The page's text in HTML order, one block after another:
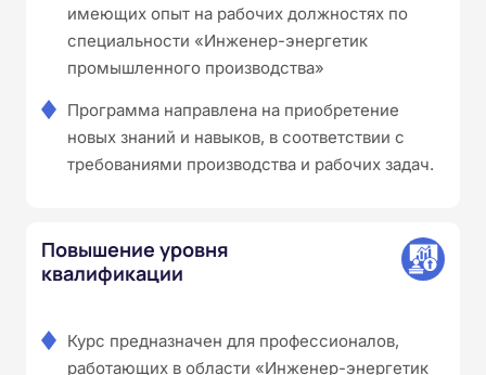
имеющих опыт на рабочих должностях по
специальности «Инженер-энергетик
промышленного производства»
Программа направлена на приобретение
новых знаний и навыков, в соответствии с
требованиями производства и рабочих задач.
Повышение уровня
квалификации
Курс предназначен для профессионалов,
работающих в области «Инженер-энергетик